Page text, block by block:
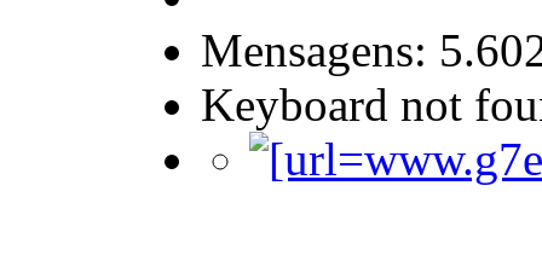
Mensagens:
Keyboard not